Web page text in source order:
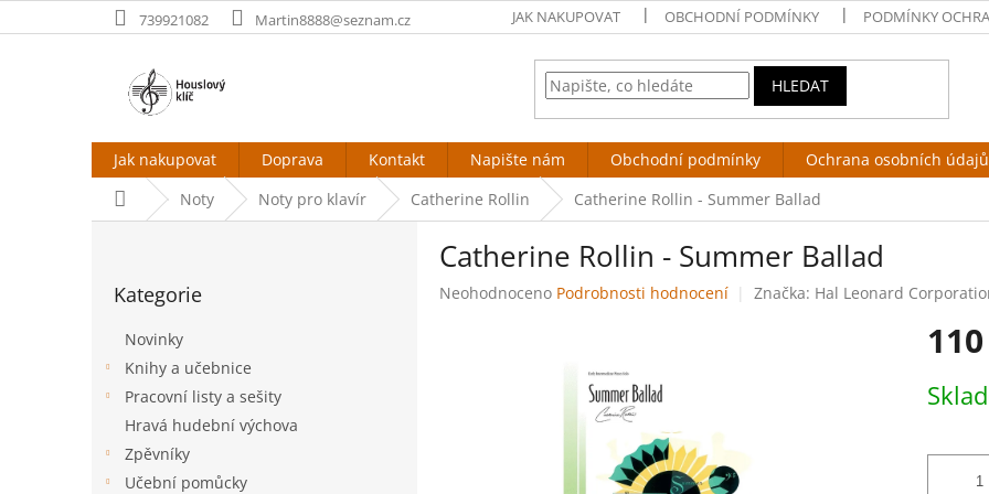
na
739921082 Martin8888@seznam.cz JAK NAKUPOVAT OBCHODNÍ PODMÍNKY PODMÍNKY
HLEDAT
Jak nakupovat Doprava Kontakt Napište nám Obchodní podmínky
Ochrana osobních údajů
Domů Noty Noty pro klavír Catherine Rollin Catherine Rollin - Summer Ballad
kategorie
Kategorie
Novinky
Knihy a učebnice
Pracovní listy a sešity
Hravá hudební výchova
Zpěvníky
Učební pomůcky
Catherine Rollin - Summer Ballad
Průměrné
Neohodnoceno Podrobnosti hodnocení Značka: Hal Leonard
cena: